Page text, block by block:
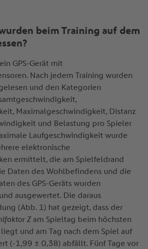
beim Training auf dem
GPS-Gerät mit
Nach jedem Training wurden
und den Kategorien
Maximalgeschwindigkeit, Distanz
und Belastung pro Spieler
Laufgeschwindigkeit wurde
elektronische
ermittelt, die am Spielfeldrand
Daten des Wohlbefindens und die
des GPS-Geräts wurden
ausgewertet. Die daraus
(Abb. 1) hat gezeigt, dass der
Zam Spieltag beim höchsten
und am Tag nach dem Spiel auf
(-1,99 ± 0,38) abfällt. Fünf Tage vor